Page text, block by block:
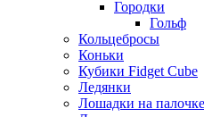
Городки
Гольф
Кольцебросы
Коньки
Кубики Fidget Cube
Ледянки
Лошадки на палочке